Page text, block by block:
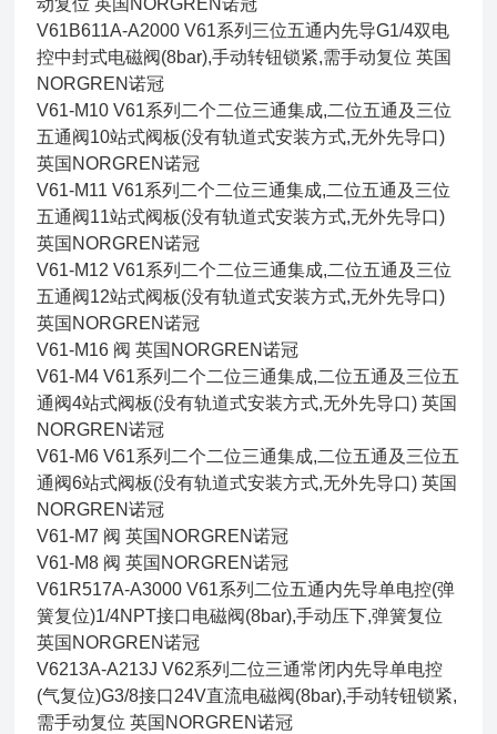
动复位 英国NORGREN诺冠
V61B611A-A2000 V61系列三位五通内先导G1/4双电
控中封式电磁阀(8bar),手动转钮锁紧,需手动复位 英国
NORGREN诺冠
V61-M10 V61系列二个二位三通集成,二位五通及三位
五通阀10站式阀板(没有轨道式安装方式,无外先导口)
英国NORGREN诺冠
V61-M11 V61系列二个二位三通集成,二位五通及三位
五通阀11站式阀板(没有轨道式安装方式,无外先导口)
英国NORGREN诺冠
V61-M12 V61系列二个二位三通集成,二位五通及三位
五通阀12站式阀板(没有轨道式安装方式,无外先导口)
英国NORGREN诺冠
V61-M16 阀 英国NORGREN诺冠
V61-M4 V61系列二个二位三通集成,二位五通及三位五
通阀4站式阀板(没有轨道式安装方式,无外先导口) 英国
NORGREN诺冠
V61-M6 V61系列二个二位三通集成,二位五通及三位五
通阀6站式阀板(没有轨道式安装方式,无外先导口) 英国
NORGREN诺冠
V61-M7 阀 英国NORGREN诺冠
V61-M8 阀 英国NORGREN诺冠
V61R517A-A3000 V61系列二位五通内先导单电控(弹
簧复位)1/4NPT接口电磁阀(8bar),手动压下,弹簧复位
英国NORGREN诺冠
V6213A-A213J V62系列二位三通常闭内先导单电控
(气复位)G3/8接口24V直流电磁阀(8bar),手动转钮锁紧,
需手动复位 英国NORGREN诺冠